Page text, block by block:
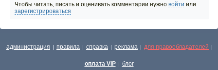
Чтобы читать, писать и оценивать комментарии нужно войти или
зарегистрироваться
администрация | правила | справка | реклама | для правообладателей |
оплата VIP | блог